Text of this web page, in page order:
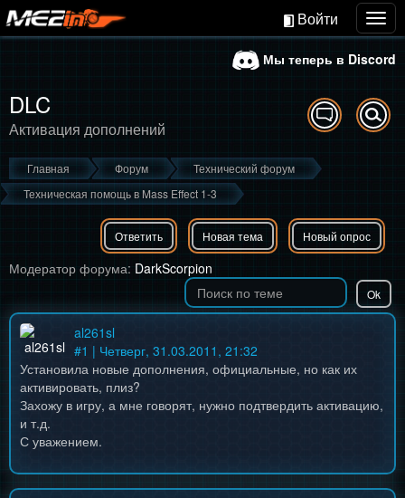
Войти
Мы теперь в Discord
DLC
Активация дополнений
Главная Форум
Технический форум
Техническая помощь в Mass Effect 1-3
Ответить Новая тема Новый опрос
Модератор форума: DarkScorpion
al261sl
#1 | Четверг, 31.03.2011, 21:32
Установила новые дополнения, официальные, но как их
активировать, плиз?
Захожу в игру, а мне говорят, нужно подтвердить активацию,
и т.д.
С уважением.